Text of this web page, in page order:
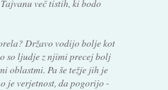
več tistih, ki bodo
Državo vodijo bolje kot
so ljudje z njimi precej bolj
oblastmi. Pa še težje jih je
je verjetnost, da pogorijo -